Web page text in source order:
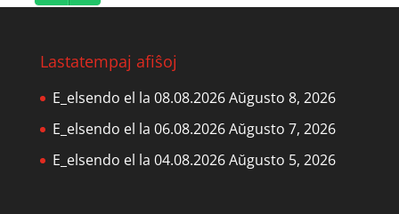
Player
Lastatempaj afiŝoj
E_elsendo el la 08.08.2026Aŭgusto 8, 2026
E_elsendo el la 06.08.2026Aŭgusto 7, 2026
E_elsendo el la 04.08.2026Aŭgusto 5, 2026